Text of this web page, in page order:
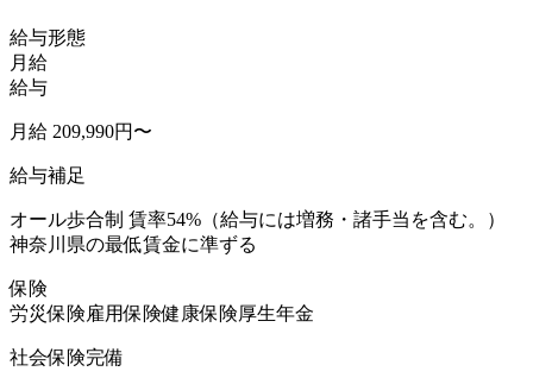
給与形態
月給
給与
月給 209,990円〜
給与補足
オール歩合制 賃率54%（給与には増務・諸手当を含む。）
神奈川県の最低賃金に準ずる
保険
労災保険雇用保険健康保険厚生年金
社会保険完備